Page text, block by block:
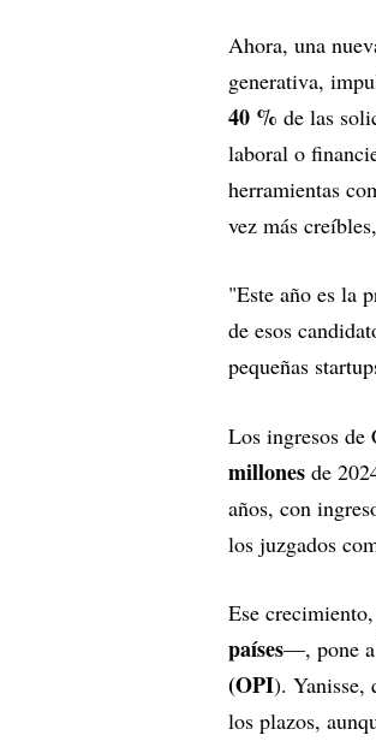
Ahora, una
generativa,
40 % de las
laboral o
herramientas
vez más
"Este año es la
de esos
pequeñas
Los ingresos de
millones de
años, con
los juzgados
Ese
países—, pone a
(OPI). Yanisse,
los plazos,